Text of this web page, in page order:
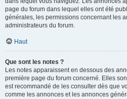
page du forum dans lequel elles ont été
générales, les permissions concernant les
administrateurs du forum.
Haut
Que sont les notes ?
Les notes apparaissent en dessous des
première page du forum concerné. Elles
est recommandé de les consulter dès que
comme les annonces et les annonces